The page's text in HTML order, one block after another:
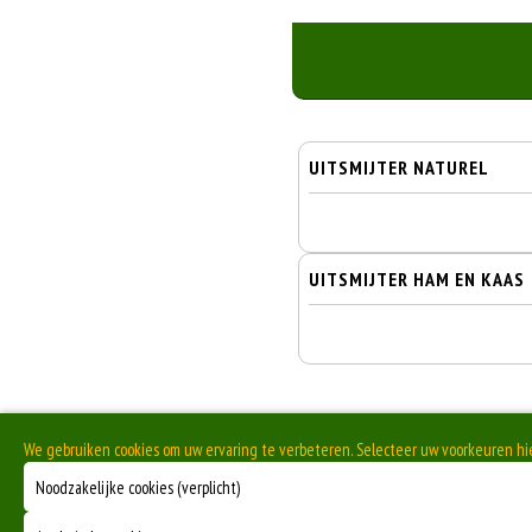
UITSMIJTER NATUREL
UITSMIJTER HAM EN KAAS
We gebruiken cookies om uw ervaring te verbeteren. Selecteer uw voorkeuren
Noodzakelijke cookies (verplicht)